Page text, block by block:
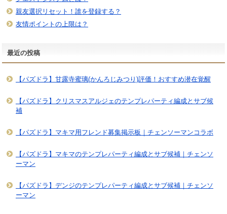
親友選択リセット！誰を登録する？
友情ポイントの上限は？
最近の投稿
【パズドラ】甘露寺蜜璃(かんろじみつり)評価！おすすめ潜在覚醒
【パズドラ】クリスマスアルジェのテンプレパーティ編成とサブ候
補
【パズドラ】マキマ用フレンド募集掲示板｜チェンソーマンコラボ
【パズドラ】マキマのテンプレパーティ編成とサブ候補｜チェンソ
ーマン
【パズドラ】デンジのテンプレパーティ編成とサブ候補｜チェンソ
ーマン